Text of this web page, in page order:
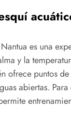
es una
y la
ofrece puntos
abiertas.